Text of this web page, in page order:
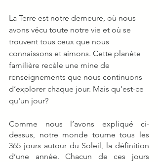
La Terre est notre demeure, où nous
avons vécu toute notre vie et où se
trouvent tous ceux que nous
connaissons et aimons. Cette planète
familière recèle une mine de
renseignements que nous continuons
d’explorer chaque jour. Mais qu'est-ce
qu'un jour?
Comme nous l’avons expliqué ci-
dessus, notre monde tourne tous les
365 jours autour du Soleil, la définition
d’une année. Chacun de ces jours